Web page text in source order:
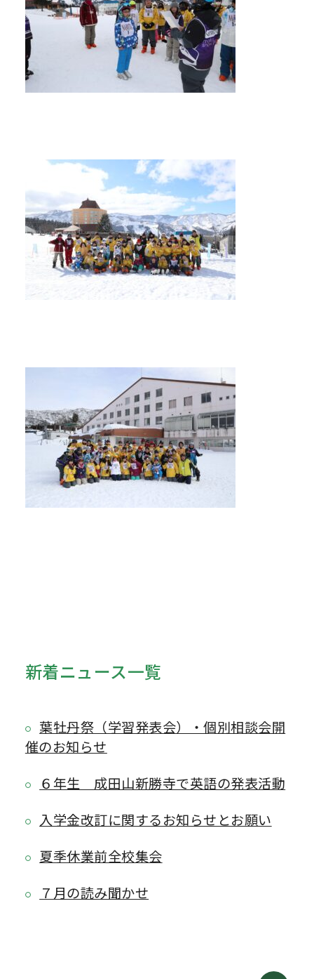
新着ニュース一覧
葉牡丹祭（学習発表会）・個別相談会開
催のお知らせ
６年生 成田山新勝寺で英語の発表活動
入学金改訂に関するお知らせとお願い
夏季休業前全校集会
７月の読み聞かせ